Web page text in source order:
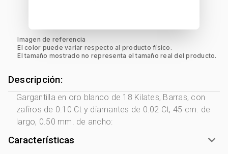
Imagen de referencia
El color puede variar respecto al producto físico.
El tamaño mostrado no representa el tamaño real del producto.
Descripción:
Gargantilla en oro blanco de 18 Kilates, Barras, con
zafiros de 0.10 Ct y diamantes de 0.02 Ct, 45 cm. de
largo, 0.50 mm. de ancho:
Características